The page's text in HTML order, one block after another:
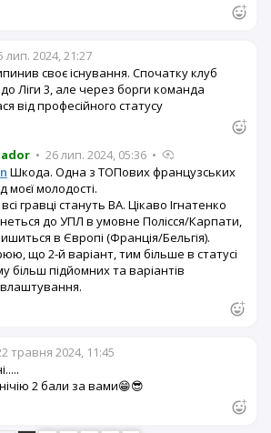
лип. 2024, 21:27
своє існування. Спочатку клуб
Ліги 3, але через борги команда
від професійного статусу
• 26 лип. 2024, 05:36 •
Шкода. Одна з ТОПових французських
моєї молодості.
гравці стануть ВА. Цікаво Ігнатенко
до УПЛ в умовне Полісся/Карпати,
в Європі (Франція/Бельгія).
що 2-й варіант, тим більше в статусі
більш підйомних та варіантів
травня 2024, 11:45
2 бали за вами😁😎